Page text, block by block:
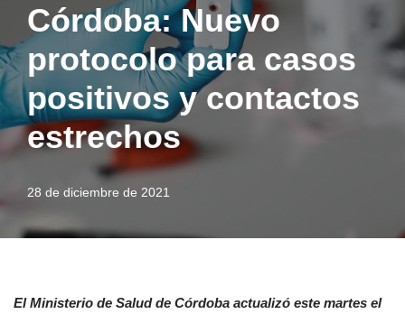
Córdoba: Nuevo
protocolo para casos
positivos y contactos
estrechos
28 de diciembre de 2021
El Ministerio de Salud de Córdoba actualizó este martes el